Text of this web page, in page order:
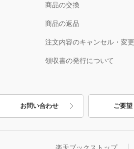
商品の交換
商品の返品
注文内容のキャンセル・変
領収書の発行について
お問い合わせ ご要